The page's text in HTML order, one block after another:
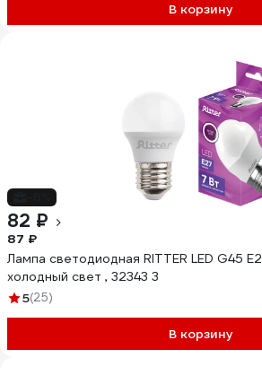
В корзину
82 ₽
87 ₽
Лампа светодиодная RITTER LED G45
холодный свет , 32343 3
5(25)
В корзину